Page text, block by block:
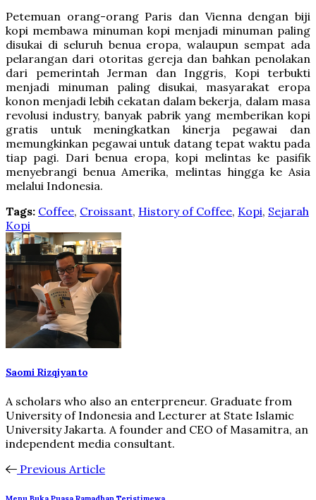
Petemuan orang-orang Paris dan Vienna dengan biji
kopi membawa minuman kopi menjadi minuman paling
disukai di seluruh benua eropa, walaupun sempat ada
pelarangan dari otoritas gereja dan bahkan penolakan
dari pemerintah Jerman dan Inggris, Kopi terbukti
menjadi minuman paling disukai, masyarakat eropa
konon menjadi lebih cekatan dalam bekerja, dalam masa
revolusi industry, banyak pabrik yang memberikan kopi
gratis untuk meningkatkan kinerja pegawai dan
memungkinkan pegawai untuk datang tepat waktu pada
tiap pagi. Dari benua eropa, kopi melintas ke pasifik
menyebrangi benua Amerika, melintas hingga ke Asia
melalui Indonesia.
Tags: Coffee, Croissant, History of Coffee, Kopi, Sejarah
Kopi
Saomi Rizqiyanto
A scholars who also an enterpreneur. Graduate from
University of Indonesia and Lecturer at State Islamic
University Jakarta. A founder and CEO of Masamitra, an
independent media consultant.
Previous Article